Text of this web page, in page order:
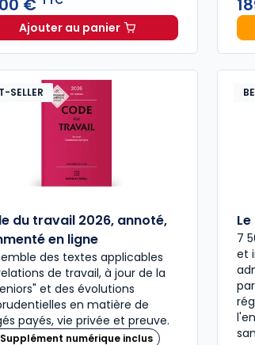
TTCAjouter au panierCode civil 2027, annoté à
SELLER
du travail 2026, annoté,
en ligne
des textes applicables
de travail, à jour de la
et des évolutions
en matière de
payés, vie privée et preuve.
Supplément numérique inclus
7
et